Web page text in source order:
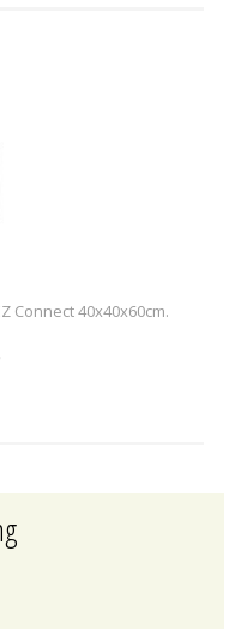
Connect 40x40x60cm.